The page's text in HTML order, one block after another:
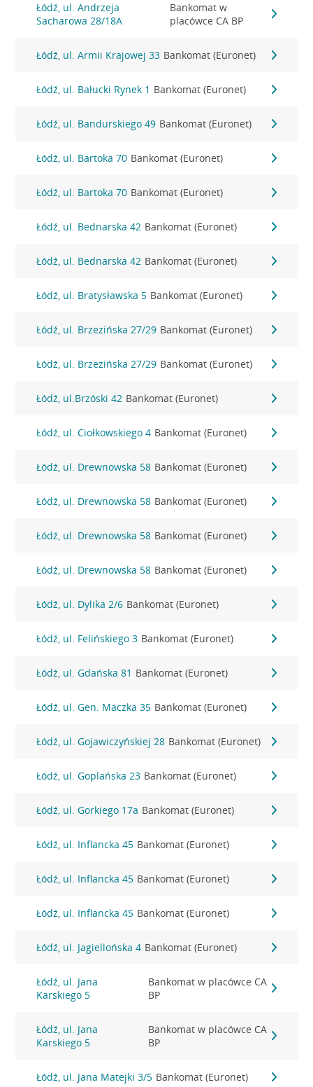
Łódź, ul. Andrzeja
Sacharowa 28/18A
Bankomat w
placówce CA BP
Łódź, ul. Armii Krajowej 33 Bankomat (Euronet)
Łódź, ul. Bałucki Rynek 1 Bankomat (Euronet)
Łódź, ul. Bandurskiego 49 Bankomat (Euronet)
Łódź, ul. Bartoka 70 Bankomat (Euronet)
Łódź, ul. Bartoka 70 Bankomat (Euronet)
Łódź, ul. Bednarska 42 Bankomat (Euronet)
Łódź, ul. Bednarska 42 Bankomat (Euronet)
Łódź, ul. Bratysławska 5 Bankomat (Euronet)
Łódź, ul. Brzezińska 27/29 Bankomat (Euronet)
Łódź, ul. Brzezińska 27/29 Bankomat (Euronet)
Łódź, ul.Brzóski 42 Bankomat (Euronet)
Łódź, ul. Ciołkowskiego 4 Bankomat (Euronet)
Łódź, ul. Drewnowska 58 Bankomat (Euronet)
Łódź, ul. Drewnowska 58 Bankomat (Euronet)
Łódź, ul. Drewnowska 58 Bankomat (Euronet)
Łódź, ul. Drewnowska 58 Bankomat (Euronet)
Łódź, ul. Dylika 2/6 Bankomat (Euronet)
Łódź, ul. Felińskiego 3 Bankomat (Euronet)
Łódź, ul. Gdańska 81 Bankomat (Euronet)
Łódź, ul. Gen. Maczka 35 Bankomat (Euronet)
Łódź, ul. Gojawiczyńskiej 28 Bankomat (Euronet)
Łódź, ul. Goplańska 23 Bankomat (Euronet)
Łódź, ul. Gorkiego 17a Bankomat (Euronet)
Łódź, ul. Inflancka 45 Bankomat (Euronet)
Łódź, ul. Inflancka 45 Bankomat (Euronet)
Łódź, ul. Inflancka 45 Bankomat (Euronet)
Łódź, ul. Jagiellońska 4 Bankomat (Euronet)
Łódź, ul. Jana
Karskiego 5
Bankomat w placówce CA
BP
Łódź, ul. Jana
Karskiego 5
Bankomat w placówce CA
BP
Łódź, ul. Jana Matejki 3/5 Bankomat (Euronet)